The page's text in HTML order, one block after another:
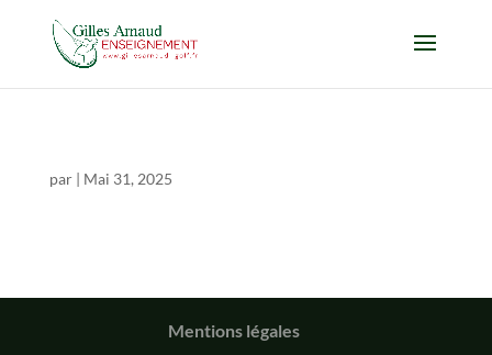
par | Mai 31, 2025
Mentions légales